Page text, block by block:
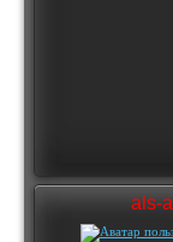
als-a